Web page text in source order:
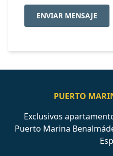
ENVIAR MENSAJE
PUERTO
Exclusivos
Puerto Marina